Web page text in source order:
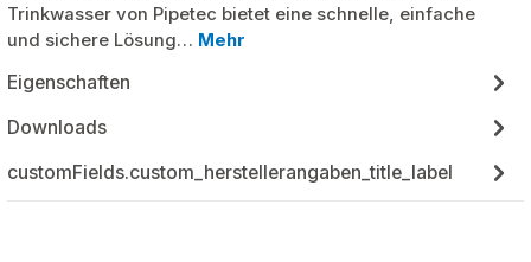
Trinkwasser von Pipetec bietet eine schnelle, einfache
und sichere Lösung… Mehr
Eigenschaften
Downloads
customFields.custom_herstellerangaben_title_label